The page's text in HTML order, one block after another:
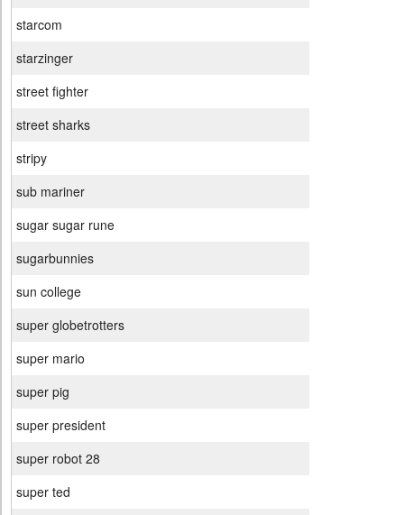
starcom
starzinger
street fighter
street sharks
stripy
sub mariner
sugar sugar rune
sugarbunnies
sun college
super globetrotters
super mario
super pig
super president
super robot 28
super ted